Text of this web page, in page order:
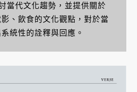
當代文化趨勢，並提供關於
、飲食的文化觀點，對於當
統性的詮釋與回應。